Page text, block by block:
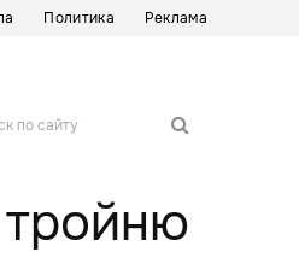
Политика Реклама
по сайту